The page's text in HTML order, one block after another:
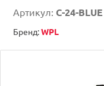
Артикул: C-24-BLUE
Бренд:WPL